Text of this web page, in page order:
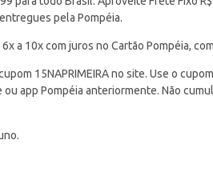
pela Pompéia.
a 10x com juros no Cartão Pompéia,
15NAPRIMEIRA no site. Use o
app Pompéia anteriormente. Não